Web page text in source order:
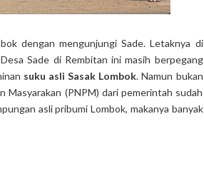
dengan mengunjungi Sade. Letaknya di
Sade di Rembitan ini masih berpegang
suku asli Sasak Lombok. Namun bukan
Masyarakan (PNPM) dari pemerintah sudah
asli pribumi Lombok, makanya banyak